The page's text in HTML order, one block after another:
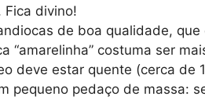
Fica divino!
de boa qualidade,
“amarelinha” costuma ser
deve estar quente (cerca de
pequeno pedaço de massa: